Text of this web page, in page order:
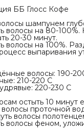
ББ Глосс Кофе
шампунем
волосы на 80-100%.
20-30 минут.
волосы на 100%.
выпаривания
волосы: 190-
210-220 С
220-230 С
остыть 10 минут
проточной
волосы
волосы феном,